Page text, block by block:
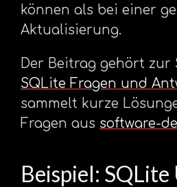
können als bei einer
Aktualisierung.
Der Beitrag gehört zur
SQLite Fragen und
sammelt kurze
Fragen aus software-
Beispiel: SQLite